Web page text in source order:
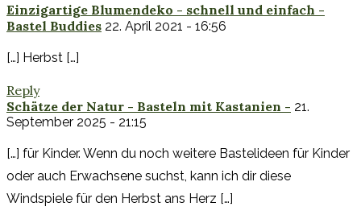
Einzigartige Blumendeko - schnell und einfach -
Bastel Buddies 22. April 2021 - 16:56
[…] Herbst […]
Reply
Schätze der Natur - Basteln mit Kastanien - 21.
September 2025 - 21:15
[…] für Kinder. Wenn du noch weitere Bastelideen für Kinder
oder auch Erwachsene suchst, kann ich dir diese
Windspiele für den Herbst ans Herz […]